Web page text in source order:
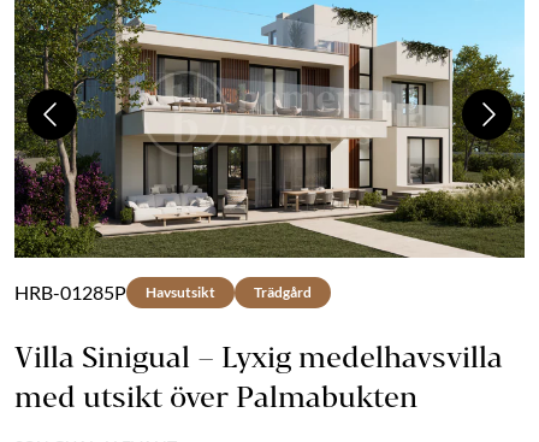
Previous Next
HRB-01285P Havsutsikt Trädgård
Villa Sinigual – Lyxig medelhavsvilla
med utsikt över Palmabukten